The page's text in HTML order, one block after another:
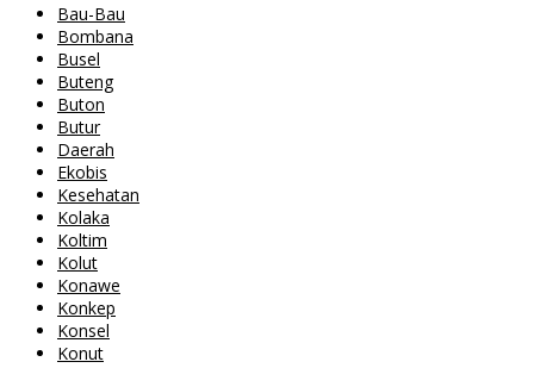
Bau-Bau
Bombana
Busel
Buteng
Buton
Butur
Daerah
Ekobis
Kesehatan
Kolaka
Koltim
Kolut
Konawe
Konkep
Konsel
Konut